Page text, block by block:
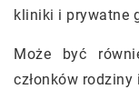
kliniki i prywatne
Może być
członków rodziny